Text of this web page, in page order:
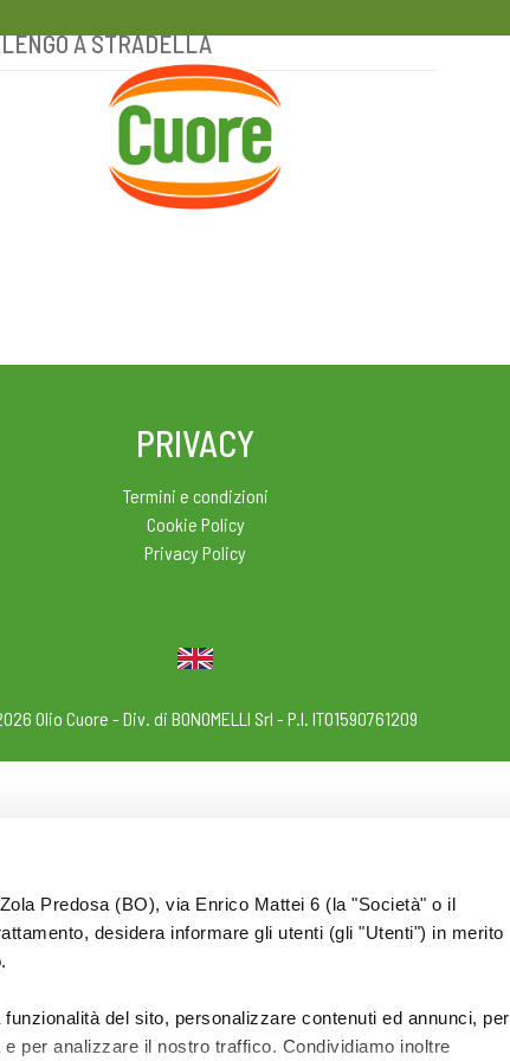
Predosa (BO), via Enrico Mattei 6 (la "Società" o il
desidera informare gli utenti (gli "Utenti") in merito
del sito, personalizzare contenuti ed annunci, per
per analizzare il nostro traffico. Condividiamo inoltre
HOME
A STRADELLA
PRIVACY
Termini e condizioni
Cookie Policy
Privacy Policy
Olio Cuore - Div. di BONOMELLI Srl - P.I. IT01590761209